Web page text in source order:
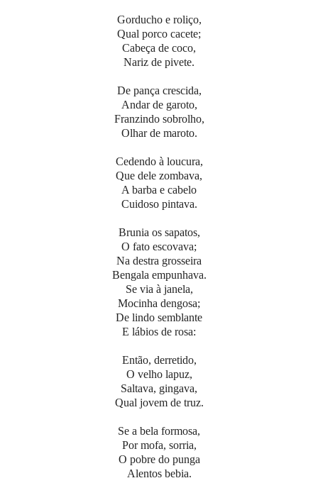
Gorducho e roliço,
Qual porco cacete;
Cabeça de coco,
Nariz de pivete.
De pança crescida,
Andar de garoto,
Franzindo sobrolho,
Olhar de maroto.
Cedendo à loucura,
Que dele zombava,
A barba e cabelo
Cuidoso pintava.
Brunia os sapatos,
O fato escovava;
Na destra grosseira
Bengala empunhava.
Se via à janela,
Mocinha dengosa;
De lindo semblante
E lábios de rosa:
Então, derretido,
O velho lapuz,
Saltava, gingava,
Qual jovem de truz.
Se a bela formosa,
Por mofa, sorria,
O pobre do punga
Alentos bebia.